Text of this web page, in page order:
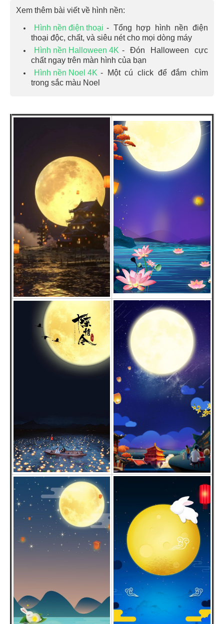
Xem thêm bài viết về hình nền:
Hình nền điện thoại - Tổng hợp hình nền điện
thoại độc, chất, và siêu nét cho mọi dòng máy
Hình nền Halloween 4K - Đón Halloween cực
chất ngay trên màn hình của bạn
Hình nền Noel 4K - Một cú click để đắm chìm
trong sắc màu Noel